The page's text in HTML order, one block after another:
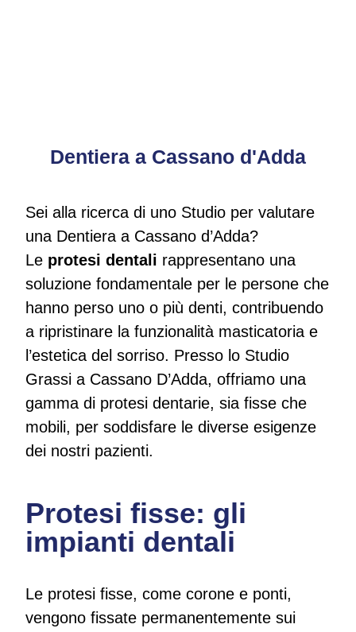
Dentiera a Cassano d'Adda
Sei alla ricerca di uno Studio per valutare
una Dentiera a Cassano d’Adda?
Le protesi dentali rappresentano una
soluzione fondamentale per le persone che
hanno perso uno o più denti, contribuendo
a ripristinare la funzionalità masticatoria e
l’estetica del sorriso. Presso lo Studio
Grassi a Cassano D’Adda, offriamo una
gamma di protesi dentarie, sia fisse che
mobili, per soddisfare le diverse esigenze
dei nostri pazienti.
Protesi fisse: gli
impianti dentali
Le protesi fisse, come corone e ponti,
vengono fissate permanentemente sui